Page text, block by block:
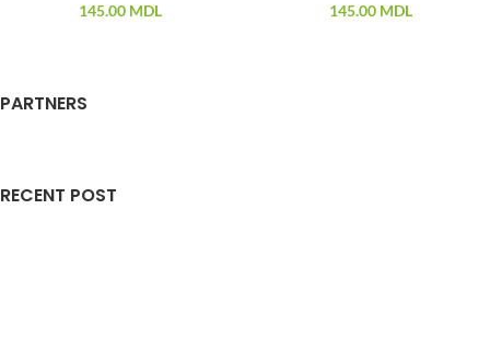
145.00 MDL
145.00 MDL
PARTNERS
RECENT POST